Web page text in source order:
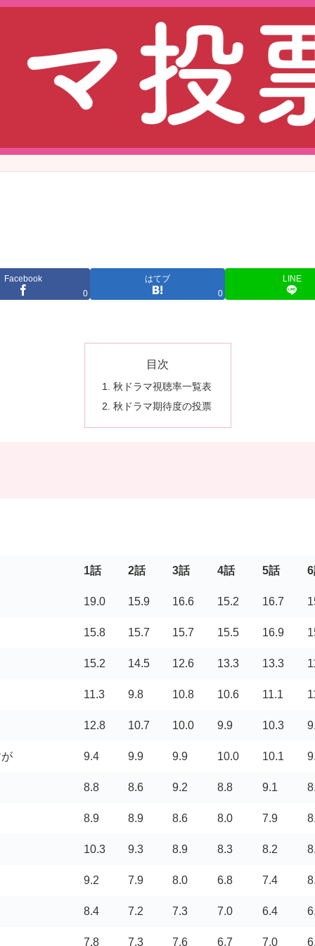
Facebook
0
はてブ
0
LINE
目次
秋ドラマ視聴率一覧表
秋ドラマ期待度の投票
1話 2話 3話 4話 5話
19.0 15.9 16.6 15.2 16.7
15.8 15.7 15.7 15.5 16.9
15.2 14.5 12.6 13.3 13.3
11.3 9.8 10.8 10.6 11.1
12.8 10.7 10.0 9.9 10.3
9.4 9.9 9.9 10.0 10.1
8.8 8.6 9.2 8.8 9.1
8.9 8.9 8.6 8.0 7.9
10.3 9.3 8.9 8.3 8.2
9.2 7.9 8.0 6.8 7.4
8.4 7.2 7.3 7.0 6.4
7.8 7.3 7.6 6.7 7.0